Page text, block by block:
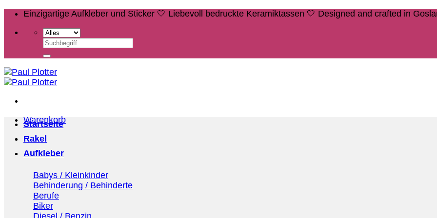
Zum
springen
Einzigartige Aufkleber und Sticker 🤍 Liebevoll bedruckte Keramiktassen 🤍 Designed and crafted in
Suchen
nach:
Warenkorb
Startseite
Rakel
Aufkleber
Babys / Kleinkinder
Behinderung / Behinderte
Berufe
Biker